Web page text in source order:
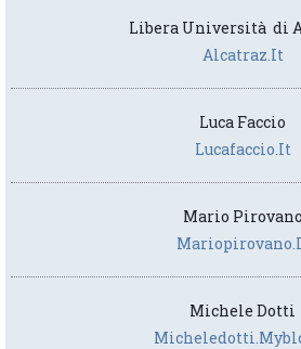
Libera Università di
Alcatraz.it
Luca Faccio
Lucafaccio.it
Mario Pirovano
Michele Dotti